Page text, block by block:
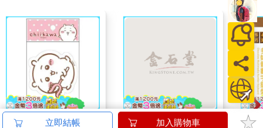
吉伊卡哇 造型貼紙-粉
幸運雜誌8月2026第
立即結帳 加入購物車